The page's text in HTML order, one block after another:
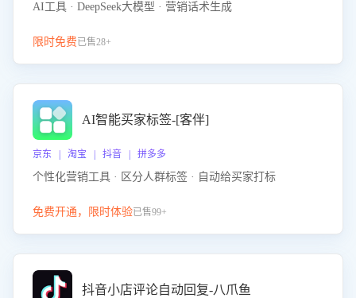
AI工具 · DeepSeek大模型 · 营销话术生成
限时免费已售28+
AI智能买家标签-[客伴]
京东 | 淘宝 | 抖音 | 拼多多
个性化营销工具 · 区分人群标签 · 自动给买家打标
免费开通，限时体验已售99+
抖音小店评论自动回复-八爪鱼